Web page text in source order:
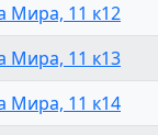
Мира, 11 к12
Мира, 11 к13
Мира, 11 к14